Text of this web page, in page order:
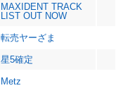
MAXIDENT TRACK
LIST OUT NOW
転売ヤーざま
星5確定
Metz